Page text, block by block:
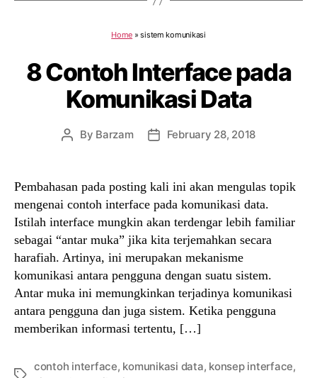
Home »sistem komunikasi
8 Contoh Interface pada
Komunikasi Data
Post
By Barzam
PostFebruary 28, 2018
Pembahasan pada posting kali ini akan mengulas topik
mengenai contoh interface pada komunikasi data.
Istilah interface mungkin akan terdengar lebih familiar
sebagai “antar muka” jika kita terjemahkan secara
harafiah. Artinya, ini merupakan mekanisme
komunikasi antara pengguna dengan suatu sistem.
Antar muka ini memungkinkan terjadinya komunikasi
antara pengguna dan juga sistem. Ketika pengguna
memberikan informasi tertentu, […]
Tags
contoh interface, komunikasi data, konsep interface,